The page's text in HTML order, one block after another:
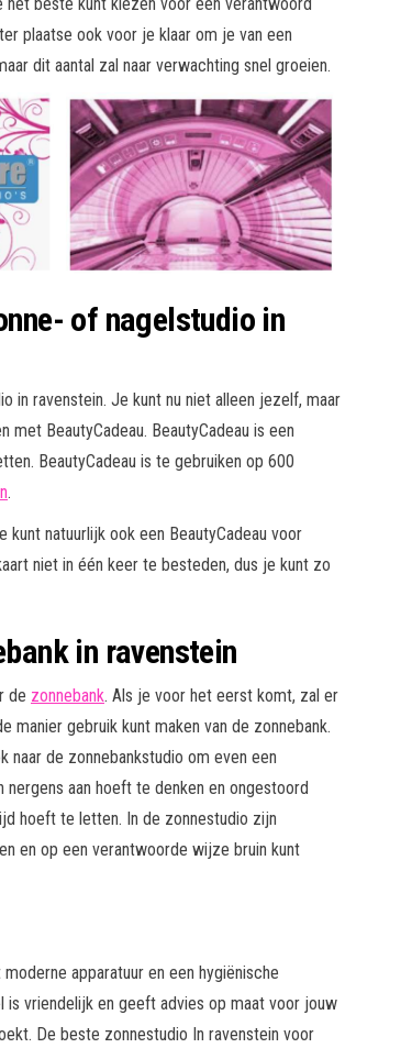
plaatse ook voor je klaar om je van een
dit aantal zal naar verwachting snel groeien.
of nagelstudio in
in ravenstein. Je kunt nu niet alleen jezelf, maar
BeautyCadeau. BeautyCadeau is een
BeautyCadeau is te gebruiken op 600
.
natuurlijk ook een BeautyCadeau voor
niet in één keer te besteden, dus je kunt zo
in ravenstein
de zonnebank. Als je voor het eerst komt, zal er
manier gebruik kunt maken van de zonnebank.
naar de zonnebankstudio om even een
aan hoeft te denken en ongestoord
hoeft te letten. In de zonnestudio zijn
en op een verantwoorde wijze bruin kunt
apparatuur en een hygiënische
vriendelijk en geeft advies op maat voor jouw
De beste zonnestudio In ravenstein voor